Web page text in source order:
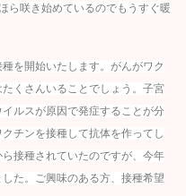
ら咲き始めているのでもうすぐ暖
を開始いたします。がんがワク
くさんいることでしょう。子宮
イルスが原因で発症することが分
チンを接種して抗体を作ってし
接種されていたのですが、今年
た。ご興味のある方、接種希望